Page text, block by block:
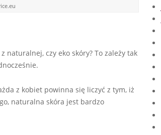
naturalnej, czy eko skóry? To zależy tak
z kobiet powinna się liczyć z tym, iż
naturalna skóra jest bardzo